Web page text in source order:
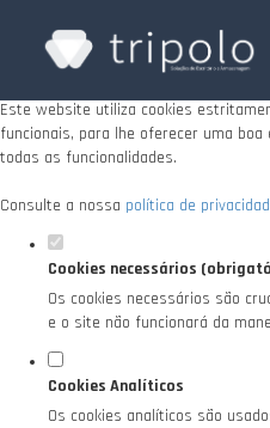
Defina as suas
este website.
Este website utiliza cookies
funcionais, para lhe oferecer uma boa
todas as funcionalidades.
Consulte a nossa política de
Cookies necessários
Os cookies necessários são
e o site não funcionará da
Cookies Analíticos
Os cookies analíticos são